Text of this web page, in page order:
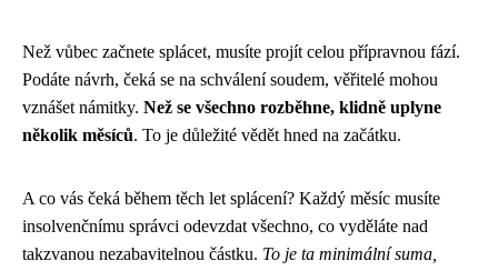
Než vůbec začnete splácet, musíte projít celou přípravnou fází.
Podáte návrh, čeká se na schválení soudem, věřitelé mohou
vznášet námitky. Než se všechno rozběhne, klidně uplyne
několik měsíců. To je důležité vědět hned na začátku.
A co vás čeká během těch let splácení? Každý měsíc musíte
insolvenčnímu správci odevzdat všechno, co vyděláte nad
takzvanou nezabavitelnou částku. To je ta minimální suma,